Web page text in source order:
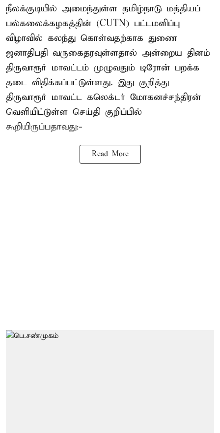
நீலக்குடியில் அமைந்துள்ள தமிழ்நாடு மத்தியப்
பல்கலைக்கழகத்தின் (CUTN) பட்டமளிப்பு
விழாவில் கலந்து கொள்வதற்காக துணை
ஜனாதிபதி வருகைதரவுள்ளதால் அன்றைய தினம்
திருவாரூர் மாவட்டம் முழுவதும் டிரோன் பறக்க
தடை விதிக்கப்பட்டுள்ளது. இது குறித்து
திருவாரூர் மாவட்ட கலெக்டர் மோகனச்சந்திரன்
வெளியிட்டுள்ள செய்தி குறிப்பில்
கூறியிருப்பதாவது:-
Read More